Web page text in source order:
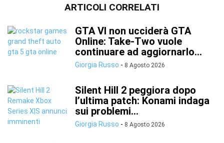
ARTICOLI CORRELATI
GTA VI non ucciderà GTA
Online: Take-Two vuole
continuare ad aggiornarlo...
Giorgia Russo - 8 Agosto 2026
Silent Hill 2 peggiora dopo
l’ultima patch: Konami indaga
sui problemi...
Giorgia Russo - 8 Agosto 2026